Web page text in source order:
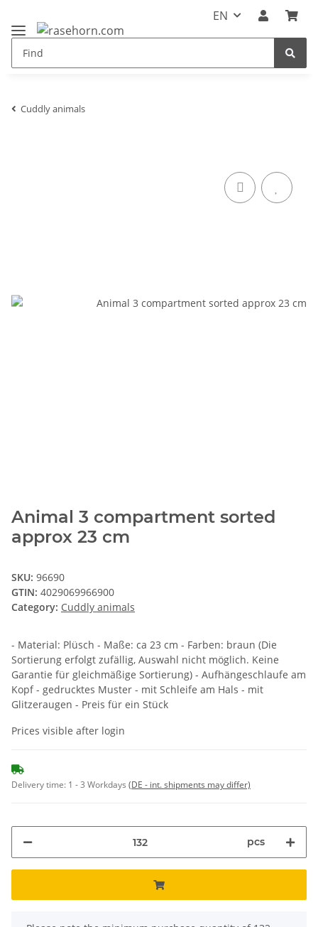
EN
Cuddly animals
Animal 3 compartment sorted
approx 23 cm
SKU: 96690
GTIN: 4029069966900
Category: Cuddly animals
- Material: Plüsch - Maße: ca 23 cm - Farben: braun (Die
Sortierung erfolgt zufällig, Auswahl nicht möglich. Keine
Garantie für gleichmäßige Sortierung) - Aufhängeschlaufe am
Kopf - gedrucktes Muster - mit Schleife am Hals - mit
Glitzeraugen - Preis für ein Stück
Prices visible after login
Delivery time: 1 - 3 Workdays (DE - int. shipments may differ)
pcs